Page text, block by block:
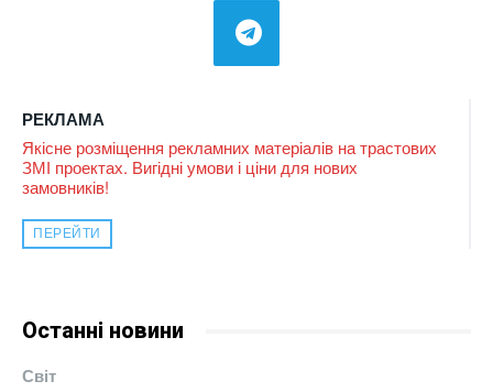
РЕКЛАМА
Якісне розміщення рекламних матеріалів на трастових
ЗМІ проектах. Вигідні умови і ціни для нових
замовників!
ПЕРЕЙТИ
Останні новини
Світ